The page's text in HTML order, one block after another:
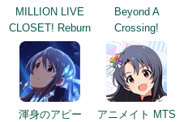
MILLION LIVE
CLOSET! Reburn
Beyond A
Crossing!
渾身のアピー
アニメイト MTS